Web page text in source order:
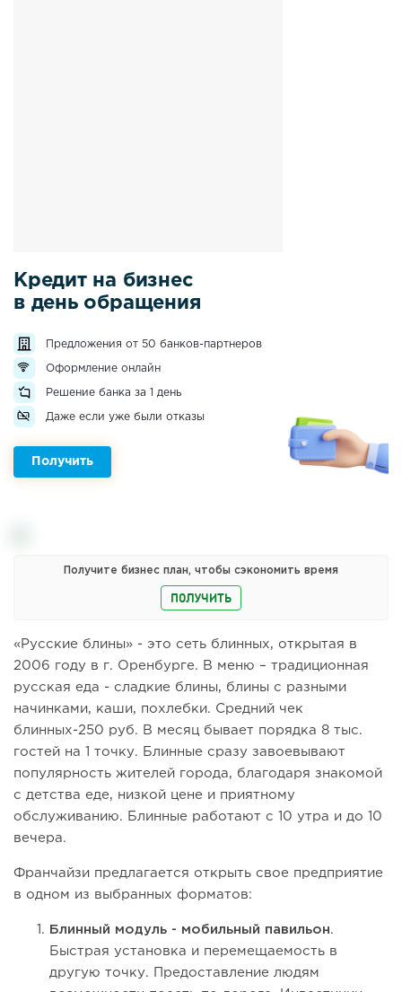
Кредит на бизнес
в день обращения
Предложения от 50 банков-партнеров
Оформление онлайн
Решение банка за 1 день
Даже если уже были отказы
Получить
Получите бизнес план, чтобы сэкономить время
ПОЛУЧИТЬ
«Русские блины» - это сеть блинных, открытая в
2006 году в г. Оренбурге. В меню – традиционная
русская еда - сладкие блины, блины с разными
начинками, каши, похлебки. Средний чек
блинных-250 руб. В месяц бывает порядка 8 тыс.
гостей на 1 точку. Блинные сразу завоевывают
популярность жителей города, благодаря знакомой
с детства еде, низкой цене и приятному
обслуживанию. Блинные работают с 10 утра и до 10
вечера.
Франчайзи предлагается открыть свое предприятие
в одном из выбранных форматов:
Блинный модуль - мобильный павильон
Быстрая установка и перемещаемость в
другую точку. Предоставление людям